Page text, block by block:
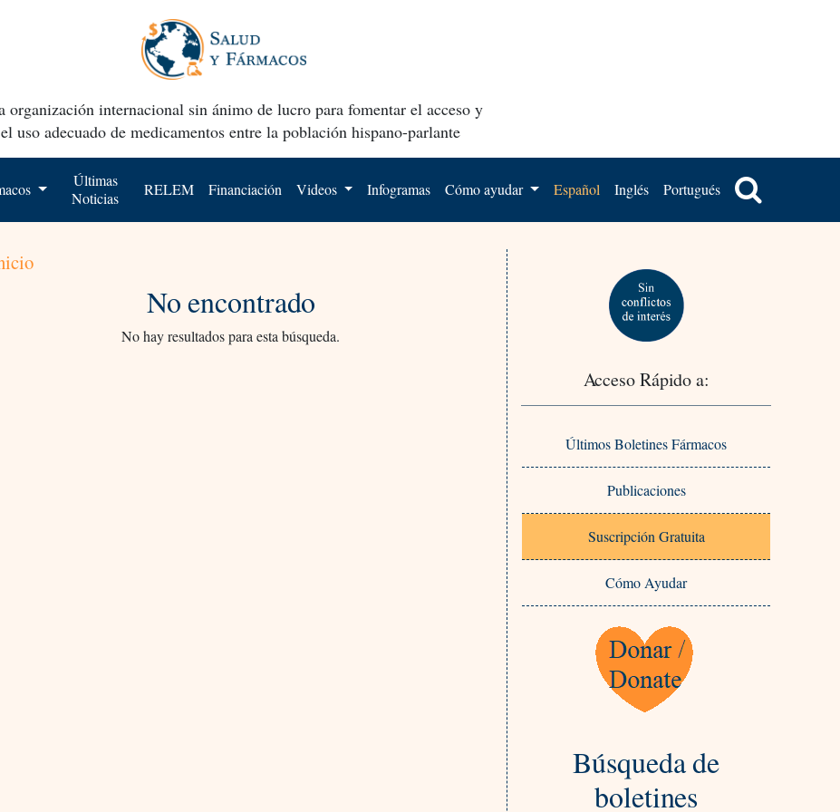
organización internacional sin ánimo de lucro para fomentar el acceso y
el uso adecuado de medicamentos entre la población hispano-parlante
Últimas
Noticias
RELEM Financiación Videos Infogramas Cómo ayudar Español Inglés Portugués
No encontrado
No hay resultados para esta búsqueda.
Acceso Rápido a:
Últimos Boletines Fármacos
Publicaciones
Suscripción Gratuita
Cómo Ayudar
Búsqueda de
boletines